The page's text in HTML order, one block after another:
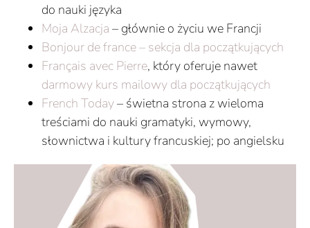
do nauki języka
Moja Alzacja – głównie o życiu we Francji
Bonjour de france – sekcja dla początkujących
Français avec Pierre, który oferuje nawet
darmowy kurs mailowy dla początkujących
French Today– świetna strona z wieloma
treściami do nauki gramatyki, wymowy,
słownictwa i kultury francuskiej; po angielsku